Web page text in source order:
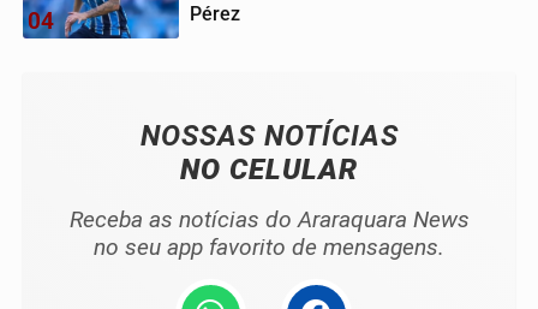
04
Pérez
NOSSAS NOTÍCIAS
NO CELULAR
Receba as notícias do Araraquara News
no seu app favorito de mensagens.